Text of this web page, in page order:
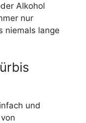
Alkohol
nur
niemals lange
und